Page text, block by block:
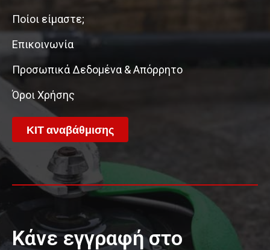
Ποίοι είμαστε;
Επικοινωνία
Προσωπικά Δεδομένα & Απόρρητο
Όροι Χρήσης
ΚΙΤ αναβάθμισης
Κάνε εγγραφή στο